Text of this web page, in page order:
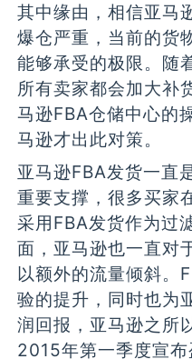
其中缘由，相信亚马
爆仓严重，当前的货
能够承受的极限。随
所有卖家都会加大补
马逊FBA仓储中心的
马逊才出此对策。
亚马逊FBA发货一直
重要支撑，很多买家
采用FBA发货作为过
面，亚马逊也一直对
以额外的流量倾斜。
验的提升，同时也为
润回报，亚马逊之所
2015年第一季度宣